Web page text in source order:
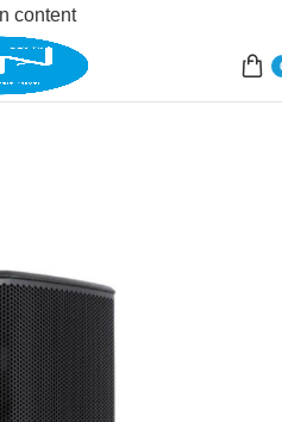
content
live/